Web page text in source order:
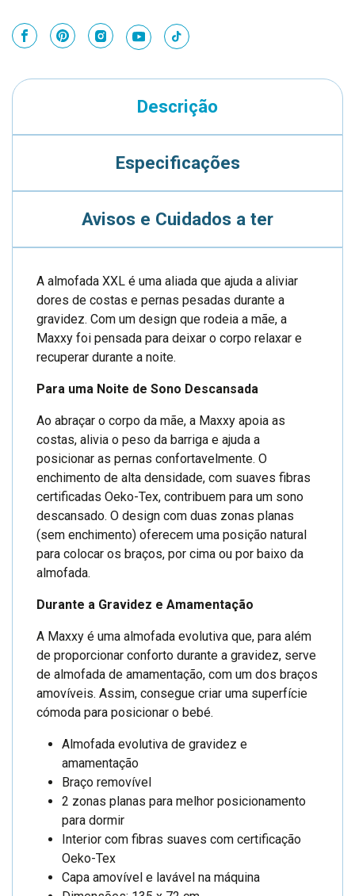
Descrição
Especificações
Avisos e Cuidados a ter
A almofada XXL é uma aliada que ajuda a aliviar
dores de costas e pernas pesadas durante a
gravidez. Com um design que rodeia a mãe, a
Maxxy foi pensada para deixar o corpo relaxar e
recuperar durante a noite.
Para uma Noite de Sono Descansada
Ao abraçar o corpo da mãe, a Maxxy apoia as
costas, alivia o peso da barriga e ajuda a
posicionar as pernas confortavelmente. O
enchimento de alta densidade, com suaves fibras
certificadas Oeko-Tex, contribuem para um sono
descansado. O design com duas zonas planas
(sem enchimento) oferecem uma posição natural
para colocar os braços, por cima ou por baixo da
almofada.
Durante a Gravidez e Amamentação
A Maxxy é uma almofada evolutiva que, para além
de proporcionar conforto durante a gravidez, serve
de almofada de amamentação, com um dos braços
amovíveis. Assim, consegue criar uma superfície
cómoda para posicionar o bebé.
Almofada evolutiva de gravidez e
amamentação
Braço removível
2 zonas planas para melhor posicionamento
para dormir
Interior com fibras suaves com certificação
Oeko-Tex
Capa amovível e lavável na máquina